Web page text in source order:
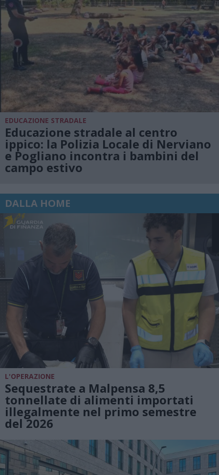
EDUCAZIONE STRADALE
Educazione stradale al centro
ippico: la Polizia Locale di Nerviano
e Pogliano incontra i bambini del
campo estivo
DALLA HOME
L'OPERAZIONE
Sequestrate a Malpensa 8,5
tonnellate di alimenti importati
illegalmente nel primo semestre
del 2026